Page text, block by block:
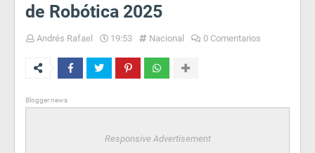
de Robótica 2025
Andrés Rafael 19:53 Nacional 0 Comentarios
Blogger news
Responsive Advertisement